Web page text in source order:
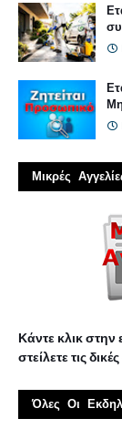
Μικρές
Κάντε κλικ στην
στείλετε τις
Όλες Οι